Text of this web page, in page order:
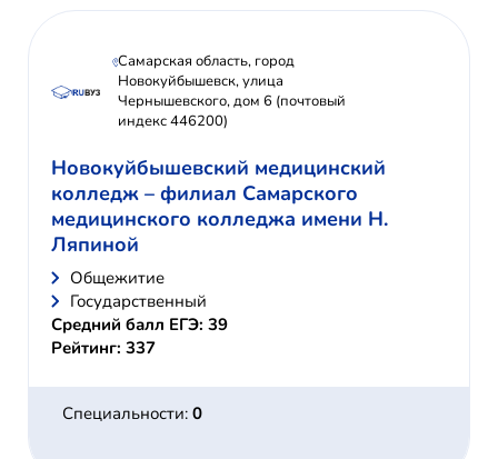
Самарская область, город
Новокуйбышевск, улица
Чернышевского, дом 6 (почтовый
индекс 446200)
Новокуйбышевский медицинский
колледж – филиал Самарского
медицинского колледжа имени Н.
Ляпиной
Общежитие
Государственный
Средний балл ЕГЭ: 39
Рейтинг: 337
Специальности: 0